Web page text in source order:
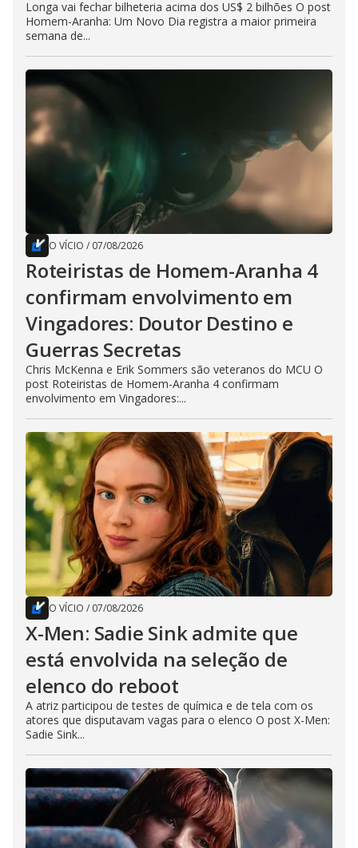
Longa vai fechar bilheteria acima dos US$ 2 bilhões O post
Homem-Aranha: Um Novo Dia registra a maior primeira
semana de...
O VÍCIO / 07/08/2026
Roteiristas de Homem-Aranha 4
confirmam envolvimento em
Vingadores: Doutor Destino e
Guerras Secretas
Chris McKenna e Erik Sommers são veteranos do MCU O
post Roteiristas de Homem-Aranha 4 confirmam
envolvimento em Vingadores:...
O VÍCIO / 07/08/2026
X-Men: Sadie Sink admite que
está envolvida na seleção de
elenco do reboot
A atriz participou de testes de química e de tela com os
atores que disputavam vagas para o elenco O post X-Men:
Sadie Sink...